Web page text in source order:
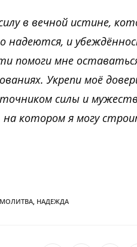
в вечной истине,
надеются, и
помоги мне
Укрепи моё
силы и
котором я могу
МОЛИТВА, НАДЕЖДА